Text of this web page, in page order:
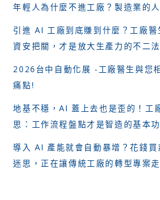
年輕人為什麼不進工廠？製造業的
引進 AI 工廠到底賺到什麼？工廠
資安把關，才是放大生產力的不二
2026台中自動化展 -工廠醫生與您
痛點!
地基不穩，AI 蓋上去也是歪的！工
思：工作流程盤點才是智造的基本功
導入 AI 產能就會自動暴增？花錢
迷思，正在讓傳統工廠的轉型專案